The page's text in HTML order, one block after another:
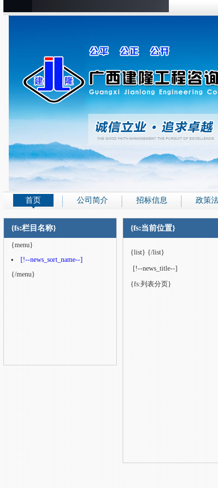
首页 公司简介 招标信息 政策
{fs:栏目名称}
{menu}
[!--news_sort_name--]
{/menu}
{fs:当前位置}
{list}
[!--news_title--]
{/list}
{fs:列表分页}